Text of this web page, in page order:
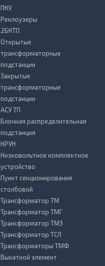
ПКУ
Реклоузеры
2БКТП
Открытые
трансформаторные
подстанции
Закрытые
трансформаторные
подстанции
АСУ ТП
Блочная распределительная
подстанция
КРУН
Низковольтное комплектное
устройство
Пункт секционирования
столбовой
Трансформатор ТМ
Трансформатор ТМГ
Трансформатор ТМЗ
Трансформатор ТСЛ
Трансформаторы ТМФ
Выкатной элемент